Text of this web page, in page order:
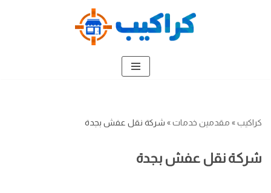
كراكيب» مقدمين خدمات» شركة نقل عفش بجدة
شركة نقل عفش بجدة